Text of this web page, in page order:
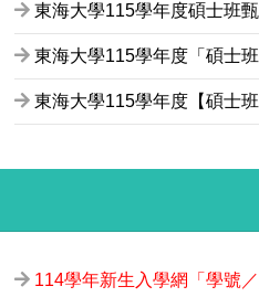
東海大學115學年度碩士班
東海大學115學年度「碩士
東海大學115學年度【碩士
114學年新生入學網「學號